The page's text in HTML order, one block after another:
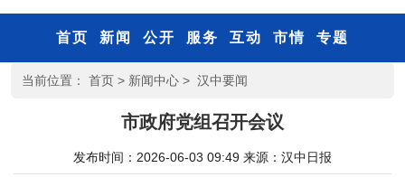
首页 新闻 公开 服务 互动 市情 专题
当前位置： 首页 > 新闻中心 > 汉中要闻
市政府党组召开会议
发布时间：2026-06-03 09:49 来源： 汉中日报